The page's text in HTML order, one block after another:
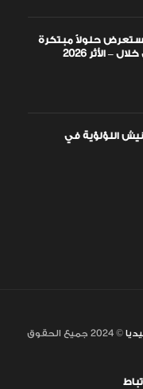
حلولاً مبتكرة
اللؤلؤية في
© 2024 جميع الحقوق